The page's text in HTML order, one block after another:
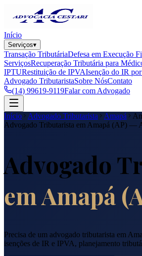
Início
Serviços▾
Transação TributáriaDefesa em Execução
ServiçosRecuperação Tributária para
IPTURestituição de IPVAIsenção do IR
Advogado TributaristaSobre NósContato
(14) 99619-9119Falar com Advogado
Início Advogado Tributarista Amapá
Advogado Tributarista em Amapá (AP) —
Advogado
emAmapá (
Precisa de um advogado tributarista em
isenções de IR e IPVA, planejamento